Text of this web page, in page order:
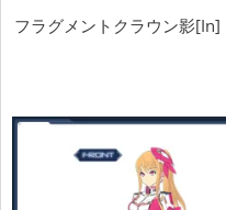
フラグメントクラウン影